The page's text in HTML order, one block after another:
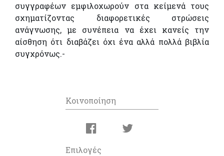
συγγραφέων εμφιλοχωρούν στα κείμενά τους
σχηματίζοντας διαφορετικές στρώσεις
ανάγνωσης, με συνέπεια να έχει κανείς την
αίσθηση ότι διαβάζει όχι ένα αλλά πολλά βιβλία
συγχρόνως.-
Κοινοποίηση
Επιλογές